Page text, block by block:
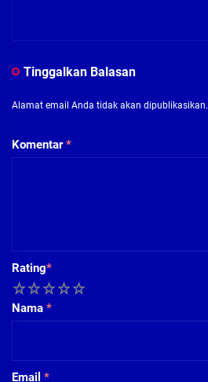
Tinggalkan Balasan
Alamat email Anda tidak akan dipublikasikan.
Komentar*
Rating*
5
4
3
2
Nama *
Email *